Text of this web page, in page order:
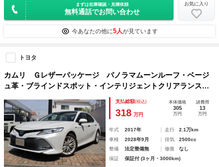
まずは在庫確認・見積依頼
無料通話でお問い合わせ
お気に入り
今あなたの他に5人が見ています
トヨタ
カムリ Ｇレザーパッケージ パノラマムーンルーフ・ベージ
ュ革・ブラインドスポット・インテリジェントクリアランスソ
ナー・８インチナビ・ＴＶ・バックカメラセーフティセンス
Ｐ ＬＥＤヘッド パワーシート シートヒーター スマート
キー
支払総額(税込)
318 万円
本体価格
305
万円
諸費用
13
万円
年式 2017年 走行
2.1万km
車検
2028年9月 排気
2500cc
整備
法定整備無 修復
なし
保証
保証付 (3ヶ月・3000km)